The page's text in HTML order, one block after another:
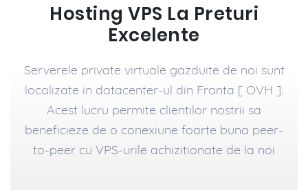
Hosting VPS La Preturi
Excelente
Serverele private virtuale gazduite de noi sunt
localizate in datacenter-ul din Franta [ OVH ].
Acest lucru permite clientilor nostrii sa
beneficieze de o conexiune foarte buna peer-
to-peer cu VPS-urile achizitionate de la noi